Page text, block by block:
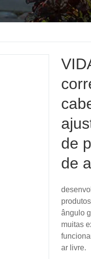
de
de
ângulo
muitas
ar livre.